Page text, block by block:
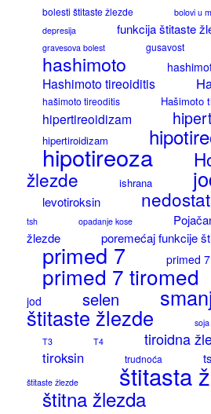
bolesti štitaste žlezde bolovi u
depresija funkcija štitaste
gravesova bolest gusavost
hashimoto
Hashimoto tireoiditis
hašimoto tireoditis Hašimoto
hipertireoidizam
hipertiroidizam
hipotireoza
žlezde
ishrana
levotiroksin
tsh
opadanje kose
žlezde
poremećaj funkcije
primed 7 primed
primed 7 tiromed
jod
selen
štitaste žlezde soja
T3
T4 tiroidna
tiroksin trudnoća
štitaste žlezde
štitasta
štitna žlezda